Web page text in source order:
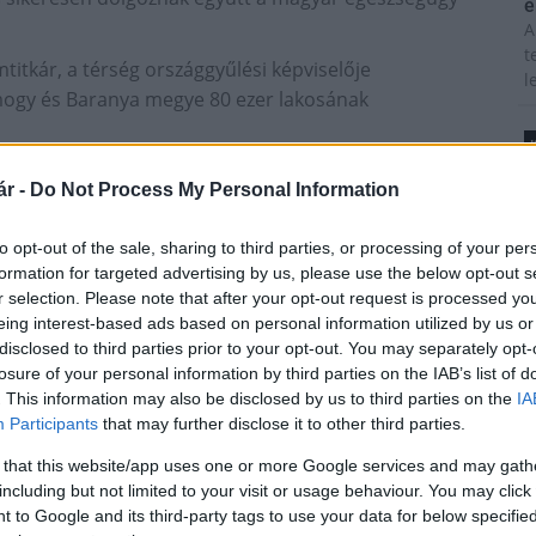
- Do Not Process My Personal Information
opt-out of the sale, sharing to third parties, or processing of your
for targeted advertising by us, please use the below opt-out
selection. Please note that after your opt-out request is processed
interest-based ads based on personal information utilized by us
to third parties prior to your opt-out. You may separately
of your personal information by third parties on the IAB’s list of
This information may also be disclosed by us to third parties on the
Participants that may further disclose it to other third parties.
that this website/app uses one or more Google services and may
but not limited to your visit or usage behaviour. You may
to Google and its third-party tags to use your data for below
a térség országgyűlési képviselője
és Baranya megye 80 ezer lakosának
forint értékben valósultak meg fejlesztések. "A
annak érdekében, hogy az intézmény még
mondta. Megjegyezte: a város gyógyító
megközelítése, ami nem mindenhol jellemző".
választás után új képviselő-testülete és
hogy "békés fejlődés jellemezze a várost".
dél-dunántúli regionális igazgatója közölte: az
támogatást kapott a működéshez, legutóbb
nyert el a szülőszoba felújítására, szülészeti
tisztifőorvos, Pintér Szilárd (Fidesz-KDNP), a